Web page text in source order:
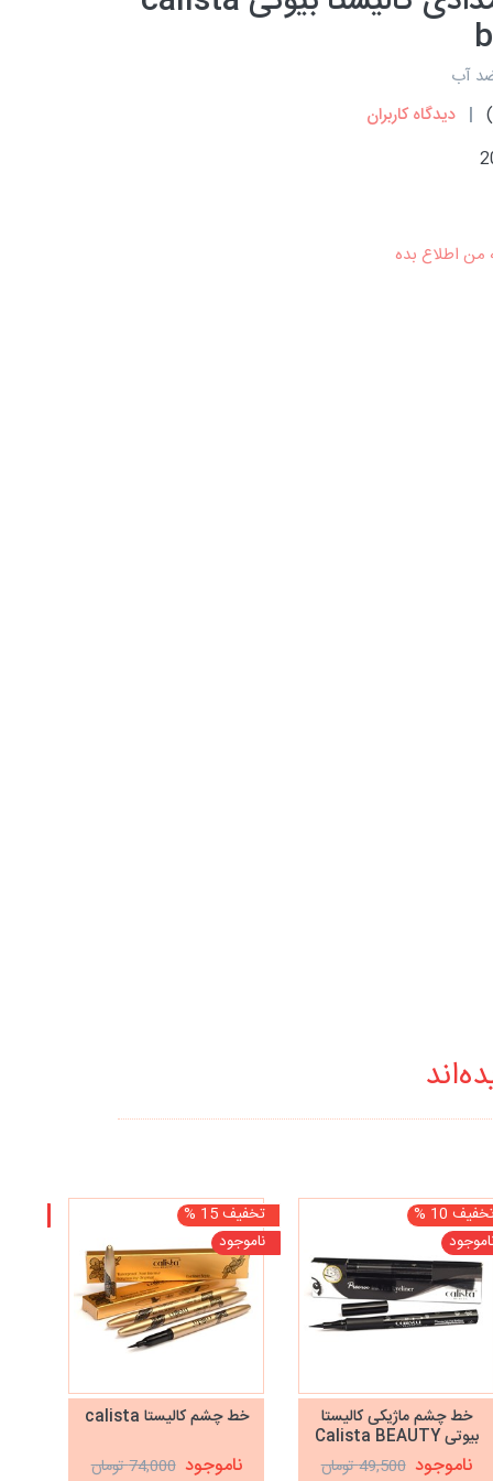
)
دیدگاه کاربران
اطلاع بده
10 %
خط چشم ماژیکی کالیستا
بیوتی Calista BEAUTY
ناموجود 49,500 تومان
تخفیف 15 %
ناموجود
خط چشم کالیستا calista
ناموجود 74,000 تومان